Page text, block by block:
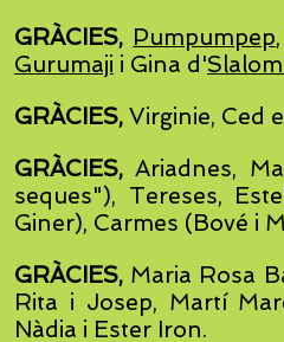
GRÀCIES, Pumpumpep,
Gurumaji i Gina d'
GRÀCIES, Virginie, Ced
GRÀCIES,Ariadnes,
seques"), Tereses,
Giner), Carmes (Bové i
GRÀCIES, Maria Rosa
Rita i Josep, Martí
Nàdia i Ester Iron.